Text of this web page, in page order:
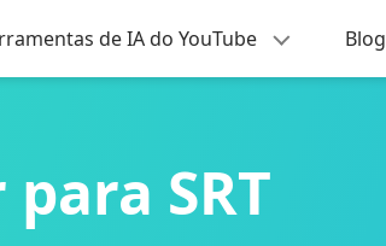
de IA do YouTube Blog
SRT